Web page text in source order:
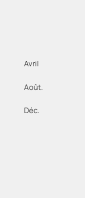
Avril
Août.
Déc.